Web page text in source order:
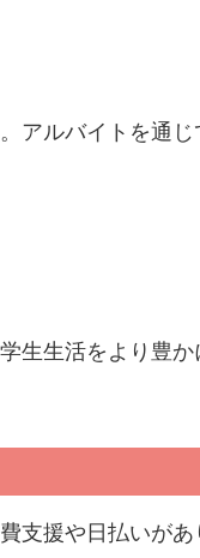
アルバイトを通
生生活をより豊
支援や日払いが